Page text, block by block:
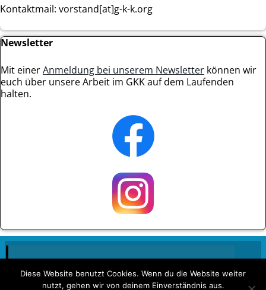
Kontaktmail: vorstand[at]g-k-k.org
Newsletter
Mit einerAnmeldung bei unserem Newsletter können wir
euch über unsere Arbeit im GKK auf dem Laufenden
halten.
Diese Website benutzt Cookies. Wenn du die Website weiter
nutzt, gehen wir von deinem Einverständnis aus.